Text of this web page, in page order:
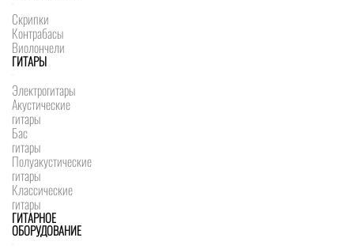
Скрипки
Контрабасы
Виолончели
ГИТАРЫ
Электрогитары
Акустические
гитары
Бас
гитары
Полуакустические
гитары
Классические
гитары
ГИТАРНОЕ
ОБОРУДОВАНИЕ